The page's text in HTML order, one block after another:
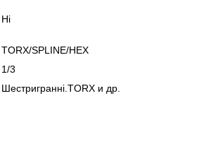
Ні
TORX/SPLINE/HEX
1/3
Шестригранні.TORX и др.